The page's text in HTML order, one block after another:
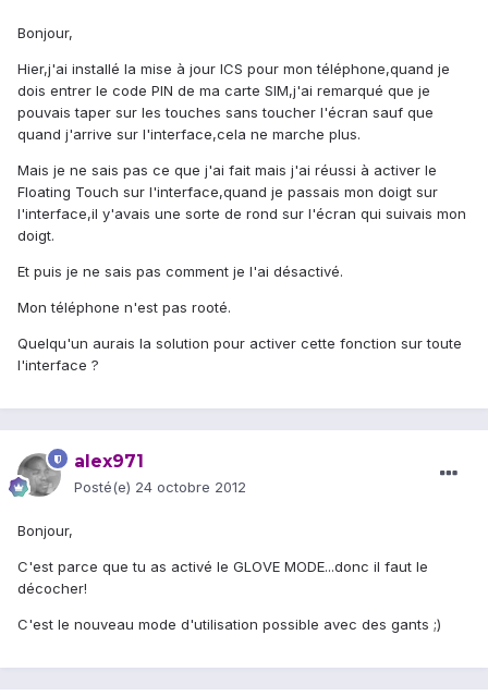
Bonjour,
Hier,j'ai installé la mise à jour ICS pour mon téléphone,quand je
dois entrer le code PIN de ma carte SIM,j'ai remarqué que je
pouvais taper sur les touches sans toucher l'écran sauf que
quand j'arrive sur l'interface,cela ne marche plus.
Mais je ne sais pas ce que j'ai fait mais j'ai réussi à activer le
Floating Touch sur l'interface,quand je passais mon doigt sur
l'interface,il y'avais une sorte de rond sur l'écran qui suivais mon
doigt.
Et puis je ne sais pas comment je l'ai désactivé.
Mon téléphone n'est pas rooté.
Quelqu'un aurais la solution pour activer cette fonction sur toute
l'interface ?
alex971
Posté(e) 24 octobre 2012
Bonjour,
C'est parce que tu as activé le GLOVE MODE...donc il faut le
décocher!
C'est le nouveau mode d'utilisation possible avec des gants ;)